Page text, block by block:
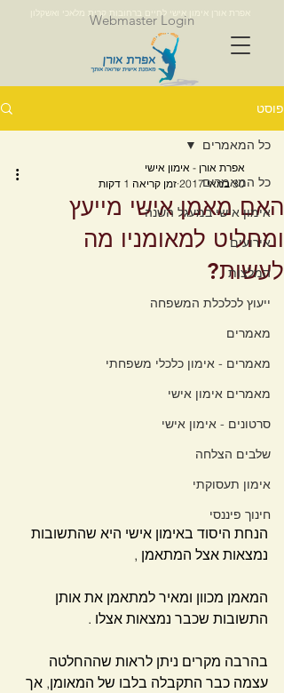
Webmaster Login
אפרת אורן אימון אישי לחיים ברחובות קרית מלאכי ואשקלון
פוסט
כל המאמרים
אימון אישי במעגל השנה
אירועים
המלצות
ייעוץ לכלכלת המשפחה
מאמרים
מאמרים - אימון כלכלי משפחתי
מאמרים אימון אישי
סרטונים - אימון אישי
שלבים הצלחה
אימון תעסוקתי
חינוך פיננסי
כל המאמרים
האם מאמן אישי מייעץ
ומחליט למאומניו מה
לעשות?
אפרת אורן - אימון אישי
30 במאי 2017
זמן קריאה 1 דקות
הנחת היסוד באימון אישי היא שהתשובות
נמצאות אצל המתאמן ,
המאמן מכוון ומאיר למתאמן את אותן
התשובות שכבר נמצאות אצלו .
בהרבה מקרים ניתן לראות שההחלטה
עצמה כבר התקבלה בלבו של המאומן, אך